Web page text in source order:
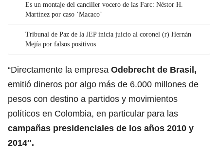
Es un montaje del canciller vocero de las Farc: Néstor H.
Martínez por caso ‘Macaco’
Tribunal de Paz de la JEP inicia juicio al coronel (r) Hernán
Mejía por falsos positivos
“Directamente la empresa Odebrecht de Brasil,
emitió dineros por algo más de 6.000 millones de
pesos con destino a partidos y movimientos
políticos en Colombia, en particular para las
campañas presidenciales de los años 2010 y
2014″.